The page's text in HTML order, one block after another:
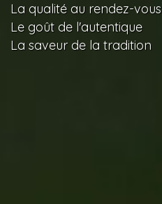
La qualité au rendez-vous
Le goût de l'autentique
La saveur de la tradition